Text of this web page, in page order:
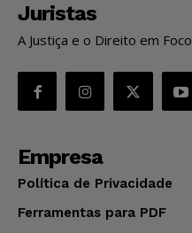
Juristas
A Justiça e o Direito em Foco
Empresa
Política de Privacidade
Ferramentas para PDF